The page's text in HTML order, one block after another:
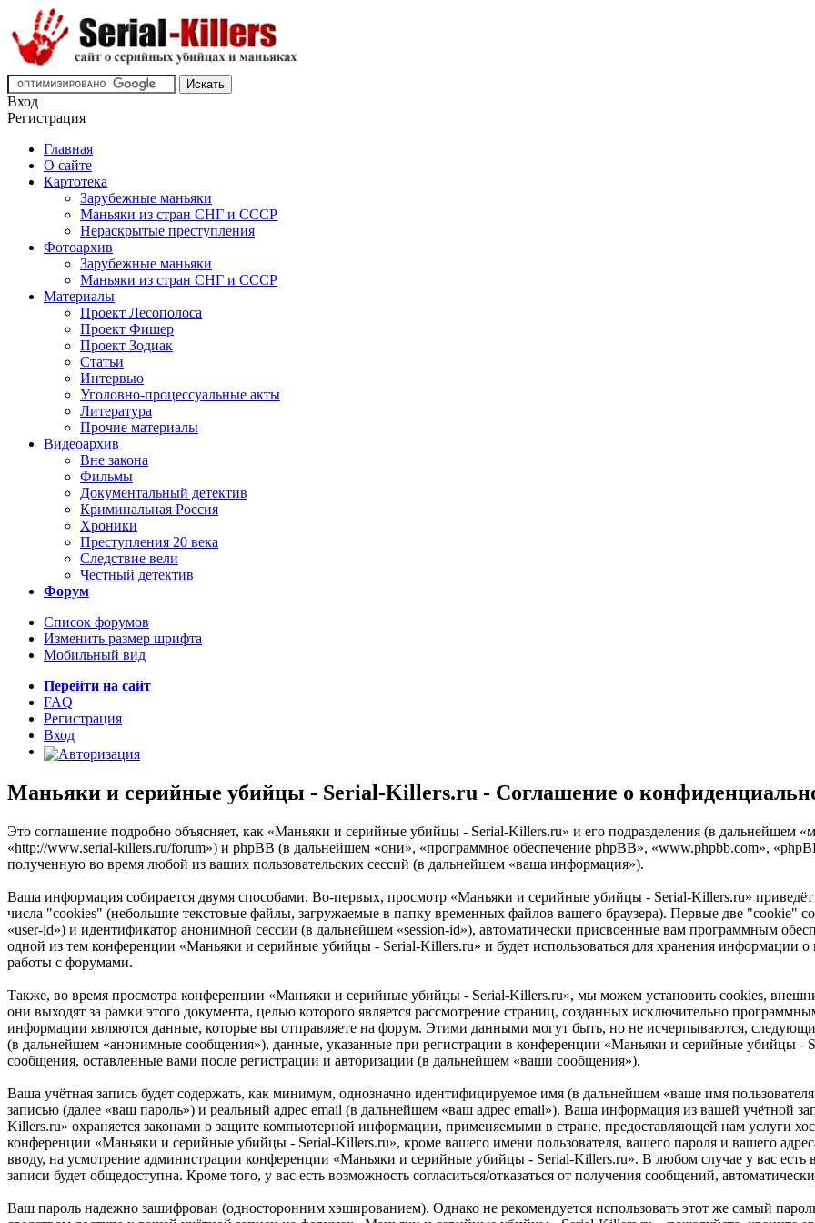
Вход
Регистрация
Главная
О сайте
Картотека
Зарубежные маньяки
Маньяки из стран СНГ и СССР
Нераскрытые преступления
Фотоархив
Зарубежные маньяки
Маньяки из стран СНГ и СССР
Материалы
Проект Лесополоса
Проект Фишер
Проект Зодиак
Статьи
Интервью
Уголовно-процессуальные акты
Литература
Прочие материалы
Видеоархив
Вне закона
Фильмы
Документальный детектив
Криминальная Россия
Хроники
Преступления 20 века
Следствие вели
Честный детектив
Форум
Список форумов
Изменить размер шрифта
Мобильный вид
Перейти на сайт
FAQ
Регистрация
Вход
Маньяки и серийные убийцы - Serial-Killers.ru - Соглашение о
Это соглашение подробно объясняет, как «Маньяки и серийные убийцы - Serial-Killers.ru» и его подразделения (в
«http://www.serial-killers.ru/forum») и phpBB (в дальнейшем «они», «программное обеспечение phpBB», «www.phpbb.com»,
полученную во время любой из ваших пользовательских сессий (в дальнейшем «ваша информация»).
Ваша информация собирается двумя способами. Во-первых, просмотр «Маньяки и серийные убийцы - Serial-Killers.ru»
числа "cookies" (небольшие текстовые файлы, загружаемые в папку временных файлов вашего браузера). Первые две "cookie"
«user-id») и идентификатор анонимной сессии (в дальнейшем «session-id»), автоматически присвоенные вам программным
одной из тем конференции «Маньяки и серийные убийцы - Serial-Killers.ru» и будет использоваться для хранения информации
работы с форумами.
Также, во время просмотра конференции «Маньяки и серийные убийцы - Serial-Killers.ru», мы можем установить cookies,
они выходят за рамки этого документа, целью которого является рассмотрение страниц, созданных исключительно
информации являются данные, которые вы отправляете на форум. Этими данными могут быть, но не исчерпываются,
(в дальнейшем «анонимные сообщения»), данные, указанные при регистрации в конференции «Маньяки и серийные убийцы -
сообщения, оставленные вами после регистрации и авторизации (в дальнейшем «ваши сообщения»).
Ваша учётная запись будет содержать, как минимум, однозначно идентифицируемое имя (в дальнейшем «ваше имя
записью (далее «ваш пароль») и реальный адрес email (в дальнейшем «ваш адрес email»). Ваша информация из вашей учётной
Killers.ru» охраняется законами о защите компьютерной информации, применяемыми в стране, предоставляющей нам услуги
конференции «Маньяки и серийные убийцы - Serial-Killers.ru», кроме вашего имени пользователя, вашего пароля и вашего
вводу, на усмотрение администрации конференции «Маньяки и серийные убийцы - Serial-Killers.ru». В любом случае у вас есть
записи будет общедоступна. Кроме того, у вас есть возможность согласиться/отказаться от получения сообщений,
Ваш пароль надежно зашифрован (односторонним хэшированием). Однако не рекомендуется использовать этот же самый